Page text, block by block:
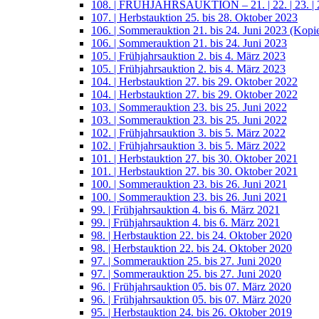
108. | FRÜHJAHRSAUKTION – 21. | 22. | 23. |
107. | Herbstauktion 25. bis 28. Oktober 2023
106. | Sommerauktion 21. bis 24. Juni 2023
106. | Sommerauktion 21. bis 24. Juni 2023
105. | Frühjahrsauktion 2. bis 4. März 2023
105. | Frühjahrsauktion 2. bis 4. März 2023
104. | Herbstauktion 27. bis 29. Oktober 2022
104. | Herbstauktion 27. bis 29. Oktober 2022
103. | Sommerauktion 23. bis 25. Juni 2022
103. | Sommerauktion 23. bis 25. Juni 2022
102. | Frühjahrsauktion 3. bis 5. März 2022
102. | Frühjahrsauktion 3. bis 5. März 2022
101. | Herbstauktion 27. bis 30. Oktober 2021
101. | Herbstauktion 27. bis 30. Oktober 2021
100. | Sommerauktion 23. bis 26. Juni 2021
100. | Sommerauktion 23. bis 26. Juni 2021
99. | Frühjahrsauktion 4. bis 6. März 2021
99. | Frühjahrsauktion 4. bis 6. März 2021
98. | Herbstauktion 22. bis 24. Oktober 2020
98. | Herbstauktion 22. bis 24. Oktober 2020
97. | Sommerauktion 25. bis 27. Juni 2020
97. | Sommerauktion 25. bis 27. Juni 2020
96. | Frühjahrsauktion 05. bis 07. März 2020
96. | Frühjahrsauktion 05. bis 07. März 2020
95. | Herbstauktion 24. bis 26. Oktober 2019